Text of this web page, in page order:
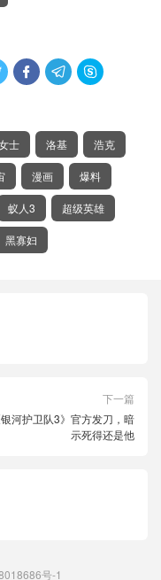
  
士 洛基 浩克
漫画 爆料
蚁人3 超级英雄
黑寡妇
下一篇
银河护卫队3》官方发刀，暗
示死得还是他
号-1